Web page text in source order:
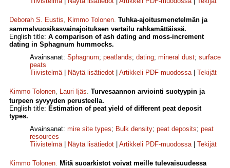
Deborah S. Eustis, Kimmo Tolonen. Tuhka-ajoitusmenetelmän ja
sammalvuosikasvainajoituksen vertailu rahkamättäissä.
English title: A comparison of ash dating and moss-increment
dating in Sphagnum hummocks.
Avainsanat: Sphagnum; peatlands; dating; mineral dust; surface
peats
Tiivistelmä| Näytä lisätiedot Artikkeli PDF-muodossa| Tekijät
Kimmo Tolonen, Lauri Ijäs. Turvesaannon arviointi suotyypin ja
turpeen syvyyden perusteella.
English title: Estimation of peat yield of different peat deposit
types.
Avainsanat: mire site types; Bulk density; peat deposits; peat
resources
Tiivistelmä| Näytä lisätiedot Artikkeli PDF-muodossa| Tekijät
Kimmo Tolonen. Mitä suoarkistot voivat meille tulevaisuudessa